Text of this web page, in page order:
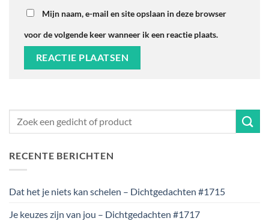
Mijn naam, e-mail en site opslaan in deze browser
voor de volgende keer wanneer ik een reactie plaats.
RECENTE BERICHTEN
Dat het je niets kan schelen – Dichtgedachten #1715
Je keuzes zijn van jou – Dichtgedachten #1717